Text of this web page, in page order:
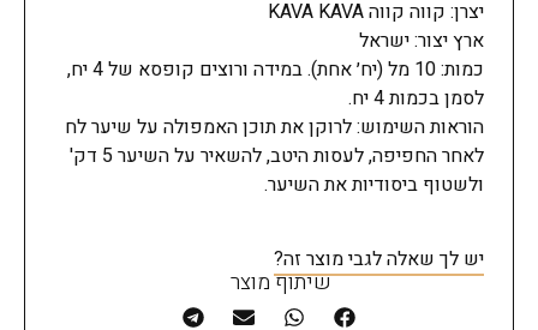
יצרן: קווה קווה KAVA KAVA
ארץ יצור: ישראל
כמות: 10 מל (יח׳ אחת). במידה ורוצים קופסא של 4 יח,
לסמן בכמות 4 יח.
הוראות השימוש: לרוקן את תוכן האמפולה על שיער לח
לאחר החפיפה, לעסות היטב, להשאיר על השיער 5 דק'
ולשטוף ביסודיות את השיער.
יש לך שאלה לגבי מוצר זה?
שיתוף מוצר